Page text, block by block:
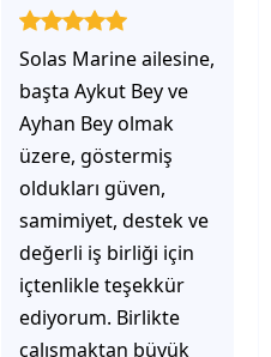
Solas Marine ile
çalıştığınızda,
işlerinin gerçekten
çözüm üretmeye
odaklı olduğunu
hemen fark
ediyorsunuz.
İhtiyaçlarınıza hızlı ve
doğru çözümler
sunmaya çalışıyorlar.